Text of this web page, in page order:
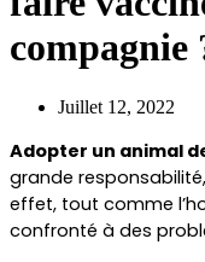
compagnie
Juillet 12, 2022
Adopter un animal
grande
effet, tout comme
confronté à des